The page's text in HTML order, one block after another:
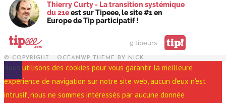
Thierry Curty - La transition systémique
du 21eest sur Tipeee, le site #1 en
Europe de Tip participatif !
9 tipeurs tip!
© COPYRIGHT - OCEANWP THEME BY NICK
Nous utilisons des cookies pour vous garantir la meilleure
expérience de navigation sur notre site web, aucun d'eux n'est
intrusif, nous ne sommes intéressés par aucune donnée